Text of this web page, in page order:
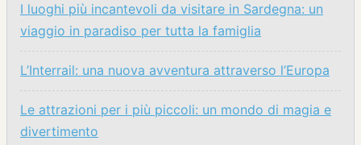
I luoghi più incantevoli da visitare in Sardegna: un
viaggio in paradiso per tutta la famiglia
L’Interrail: una nuova avventura attraverso l’Europa
Le attrazioni per i più piccoli: un mondo di magia e
divertimento